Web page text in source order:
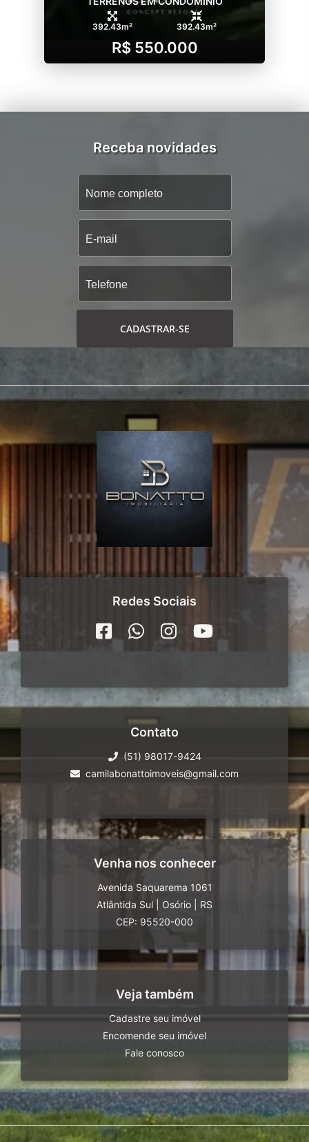
392.43m² 392.43m²
R$ 550.000
Receba novidades
CADASTRAR-SE
Redes Sociais
Contato
(51) 98017-9424
camilabonattoimoveis@gmail.com
Venha nos conhecer
Avenida Saquarema 1061
Atlântida Sul
Osório
RS
CEP: 95520-000
Veja também
Cadastre seu imóvel
Encomende seu imóvel
Fale conosco